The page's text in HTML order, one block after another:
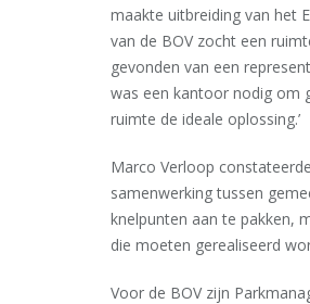
maakte uitbreiding van het
van de BOV zocht een
gevonden van een
was een kantoor nodig om
ruimte de ideale oplossing.’
Marco Verloop
samenwerking tussen
knelpunten aan te pakken,
die moeten gerealiseerd
Voor de BOV zijn